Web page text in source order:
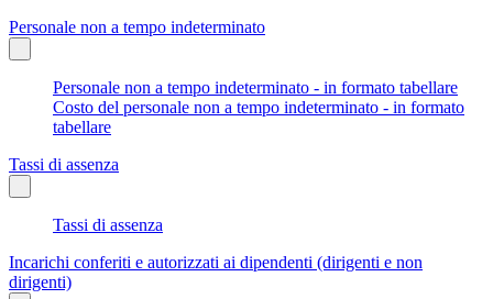
Personale non a tempo indeterminato
Personale non a tempo indeterminato - in formato tabellare
Costo del personale non a tempo indeterminato - in formato
tabellare
Tassi di assenza
Tassi di assenza
Incarichi conferiti e autorizzati ai dipendenti (dirigenti e non
dirigenti)